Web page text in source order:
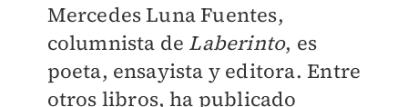
Mercedes Luna Fuentes,
columnista de Laberinto, es
poeta, ensayista y editora. Entre
otros libros, ha publicado